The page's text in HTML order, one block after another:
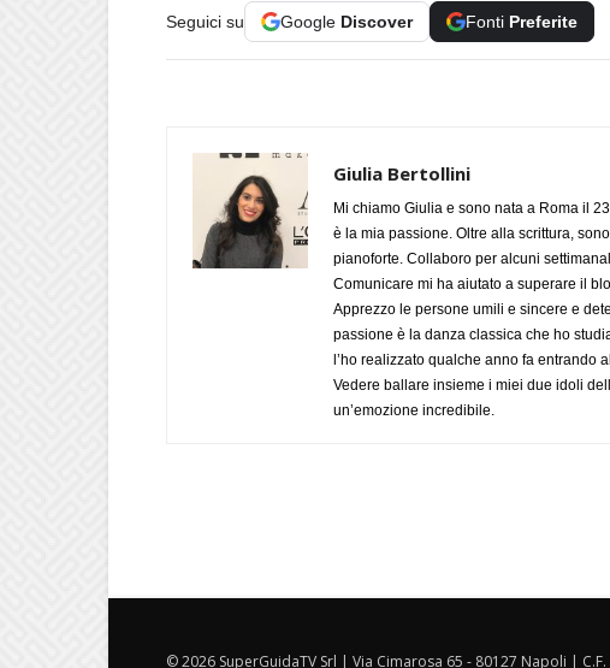
Seguici su Google Discover Fonti Preferite
Giulia Bertollini
Mi chiamo Giulia e sono nata a Roma il
è la mia passione. Oltre alla scrittura,
pianoforte. Collaboro per alcuni
Comunicare mi ha aiutato a superare il
Apprezzo le persone umili e sincere e
passione è la danza classica che ho
l’ho realizzato qualche anno fa entrando
Vedere ballare insieme i miei due idoli
un’emozione incredibile.
© 2026 SuperGuidaTV Srl | Via Cimarosa 65 - 80127 Napoli | C.F.